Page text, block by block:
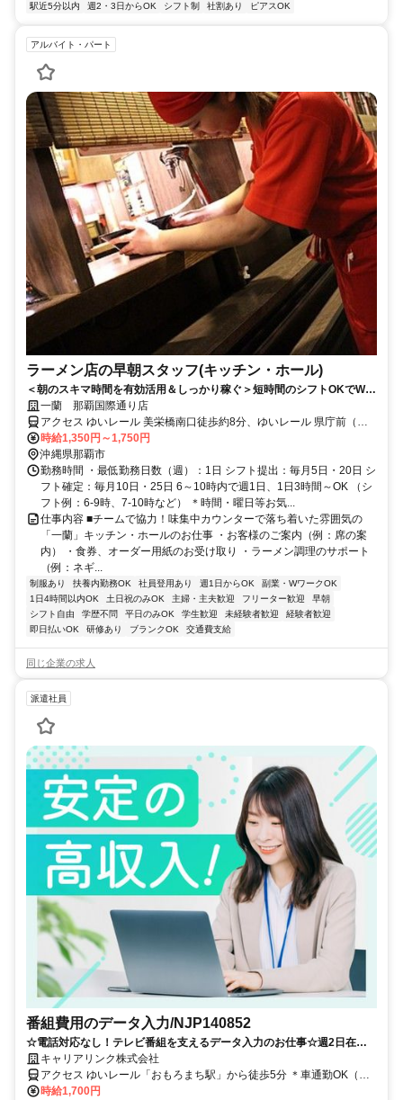
駅近5分以内 週2・3日からOK シフト制 社割あり ピアスOK
アルバイト・パート
ラーメン店の早朝スタッフ(キッチン・ホール)
＜朝のスキマ時間を有効活用＆しっかり稼ぐ＞短時間のシフトOKでWワ
ークにもオススメ♪髪色自由！
一蘭 那覇国際通り店
アクセス ゆいレール 美栄橋南口徒歩約8分、ゆいレール 県庁前（沖
縄県）東口徒歩約10分、ゆいレール 牧志西口徒歩約10分 バス停「松
尾」より徒歩1分
時給1,350円～1,750円
沖縄県那覇市
勤務時間 ・最低勤務日数（週）：1日 シフト提出：毎月5日・20日 シ
フト確定：毎月10日・25日 6～10時内で週1日、1日3時間～OK （シ
フト例：6-9時、7-10時など） ＊時間・曜日等お気...
仕事内容 ■チームで協力！味集中カウンターで落ち着いた雰囲気の
「一蘭」キッチン・ホールのお仕事 ・お客様のご案内（例：席の案
内） ・食券、オーダー用紙のお受け取り ・ラーメン調理のサポート
（例：ネギ...
制服あり 扶養内勤務OK 社員登用あり 週1日からOK
副業・WワークOK
1日4時間以内OK
土日祝のみOK 主婦・主夫歓迎 フリーター歓迎
早朝
シフト自由
学歴不問 平日のみOK 学生歓迎 未経験者歓迎
経験者歓迎
即日払いOK
研修あり ブランクOK 交通費支給
同じ企業の求人
派遣社員
番組費用のデータ入力/NJP140852
☆電話対応なし！テレビ番組を支えるデータ入力のお仕事☆週2日在宅
OK＆服装自由で働きやすさ抜群です♪
キャリアリンク株式会社
アクセス ゆいレール「おもろまち駅」から徒歩5分 ＊車通勤OK（駐
車場完備）
時給1,700円